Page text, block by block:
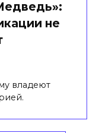
не
владеют